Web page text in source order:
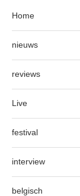
Home
nieuws
reviews
Live
festival
interview
belgisch